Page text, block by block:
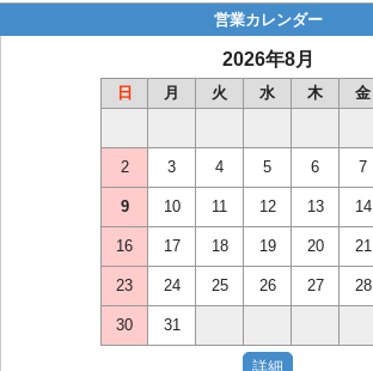
営業カレンダー
2026年8月
日 月 火 水 木 金
2 3 4 5 6 7
9 10 11 12 13 14
16 17 18 19 20 21
23 24 25 26 27 28
30 31